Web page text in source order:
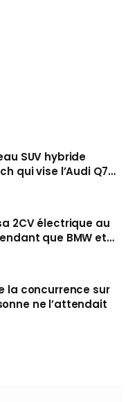
SUV hybride
qui vise l’Audi Q7
automne
2CV électrique au
que BMW et
la concurrence sur
ne l’attendait